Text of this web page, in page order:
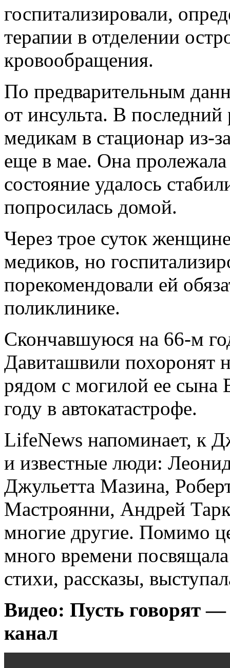
госпитализировали,
терапии в отделении
кровообращения.
По предварительным
от инсульта. В
медикам в стационар из-
еще в мае. Она пролежала
состояние удалось
попросилась домой.
Через трое суток
медиков, но
порекомендовали ей
поликлинике.
Скончавшуюся на 66-м
Давиташвили похоронят
рядом с могилой ее сына
году в автокатастрофе.
LifeNews напоминает, к
и известные люди:
Джульетта Мазина,
Мастроянни, Андрей
многие другие. Помимо
много времени
стихи, рассказы,
Видео: Пусть
канал